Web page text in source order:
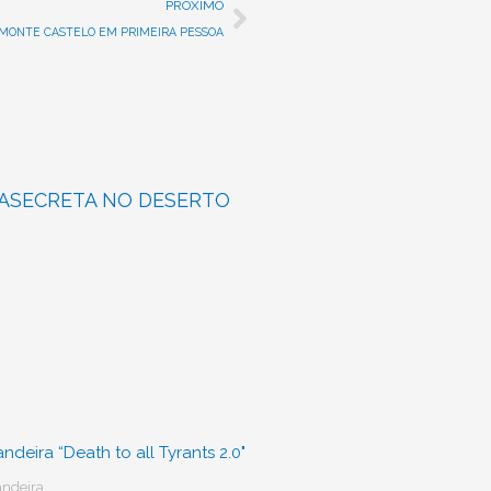
PRÓXIMO
CASTELO EM PRIMEIRA PESSOA
NO DESERTO